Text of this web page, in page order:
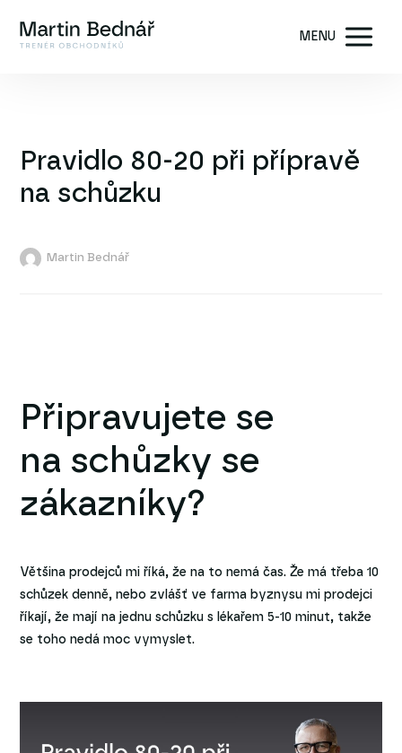
MENU
Pravidlo 80-20 při přípravě
na schůzku
Martin Bednář
Připravujete se
na schůzky se
zákazníky?
Většina prodejců mi říká, že na to nemá čas. Že má třeba 10
schůzek denně, nebo zvlášť ve farma byznysu mi prodejci
říkají, že mají na jednu schůzku s lékařem 5-10 minut, takže
se toho nedá moc vymyslet.